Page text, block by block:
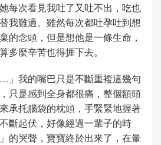
每次看見我吐了又吐不出，吃也
我難過。雖然每次都吐孕吐到想
的念頭，但是想他是一條生命，
多麼辛苦也得捱下去。
我的嘴巴只是不斷重複這幾句
只是感到全身都很痛，整個額頭
承托腦袋的枕頭，手緊緊地握著
斷起伏，好像經過一輩子的時
哭聲，寶寶終於出來了，在暈